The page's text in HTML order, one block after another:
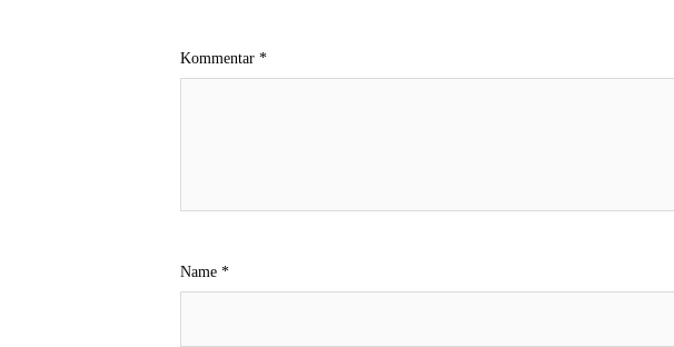
Kommentar *
Name *